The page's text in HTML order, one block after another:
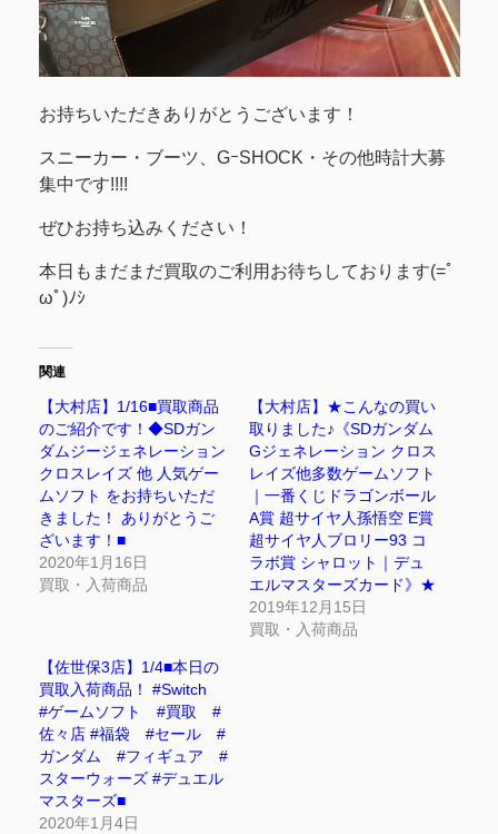
お持ちいただきありがとうございます！
スニーカー・ブーツ、GｰSHOCK・その他時計大募
集中です!!!!
ぜひお持ち込みください！
本日もまだまだ買取のご利用お待ちしております(=ﾟ
ωﾟ)ﾉｼ
関連
【大村店】1/16■買取商品
のご紹介です！◆SDガン
ダムジージェネレーション
クロスレイズ 他 人気ゲー
ムソフト をお持ちいただ
きました！ ありがとうご
ざいます！■
2020年1月16日
買取・入荷商品
【大村店】★こんなの買い
取りました♪《SDガンダム
Gジェネレーション クロス
レイズ他多数ゲームソフト
｜一番くじドラゴンボール
A賞 超サイヤ人孫悟空 E賞
超サイヤ人ブロリー93 コ
ラボ賞 シャロット｜デュ
エルマスターズカード》★
2019年12月15日
買取・入荷商品
【佐世保3店】1/4■本日の
買取入荷商品！ #Switch
#ゲームソフト #買取 #
佐々店 #福袋 #セール #
ガンダム #フィギュア #
スターウォーズ #デュエル
マスターズ■
2020年1月4日